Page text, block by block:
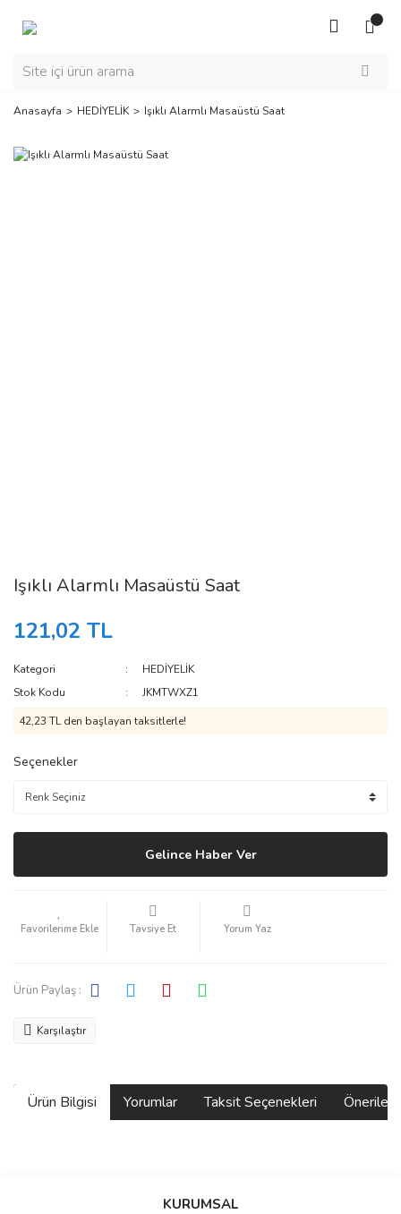
Anasayfa HEDİYELİK Işıklı Alarmlı Masaüstü Saat
Işıklı Alarmlı Masaüstü Saat
121,02 TL
Kategori
HEDİYELİK
Stok Kodu
JKMTWXZ1
42,23 TL den başlayan taksitlerle!
Seçenekler
Gelince Haber Ver
Tavsiye Et Yorum Yaz
Ürün Paylaş :
Karşılaştır
Ürün Bilgisi Yorumlar Taksit Seçenekleri
Bu ürüne ilk yorumu siz yapın!
KURUMSAL